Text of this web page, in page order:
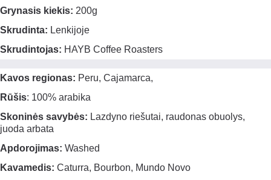
Grynasis kiekis: 200g
Skrudinta: Lenkijoje
Skrudintojas: HAYB Coffee Roasters
Kavos regionas: Peru, Cajamarca,
Rūšis: 100% arabika
Skoninės savybės: Lazdyno riešutai, raudonas obuolys,
juoda arbata
Apdorojimas: Washed
Kavamedis: Caturra, Bourbon, Mundo Novo